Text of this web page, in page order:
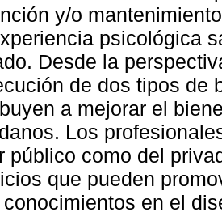
y/o
psicológica
Desde la
de dos tipos de
a mejorar el
Los
público como del
que pueden
en el